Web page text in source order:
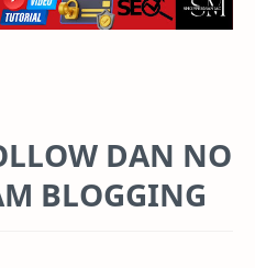
DAN NO
BLOGGING